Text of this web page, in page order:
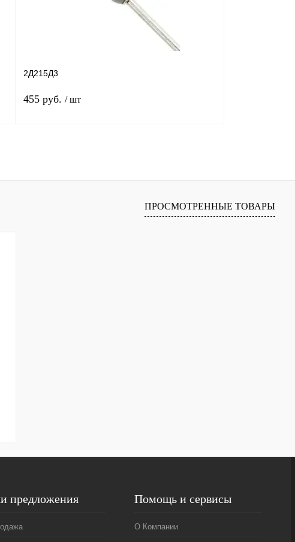
2Д215Д3
455 руб. / шт
Купить в 1 клик Сравнение
ПРОСМОТРЕННЫЕ ТОВАРЫ
предложения Помощь и сервисы
О Компании